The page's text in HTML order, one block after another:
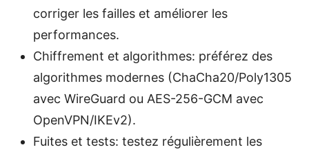
corriger les failles et améliorer les
performances.
Chiffrement et algorithmes: préférez des
algorithmes modernes (ChaCha20/Poly1305
avec WireGuard ou AES-256-GCM avec
OpenVPN/IKEv2).
Fuites et tests: testez régulièrement les